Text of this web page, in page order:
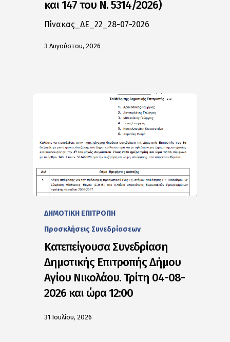
και 147 του Ν. 5314/2026)
Πίνακας_ΔΕ_22_28-07-2026
3 Αυγούστου, 2026
ΔΗΜΟΤΙΚΗ ΕΠΙΤΡΟΠΗ
Προσκλήσεις Συνεδρίασεων
Κατεπείγουσα Συνεδρίαση
Δημοτικής Επιτροπής Δήμου
Αγίου Νικολάου. Τρίτη 04-08-
2026 και ώρα 12:00
31 Ιουλίου, 2026